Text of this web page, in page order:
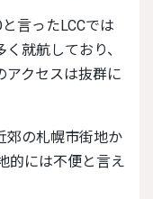
就航しており、
アクセスは抜群に
的には不便と言え